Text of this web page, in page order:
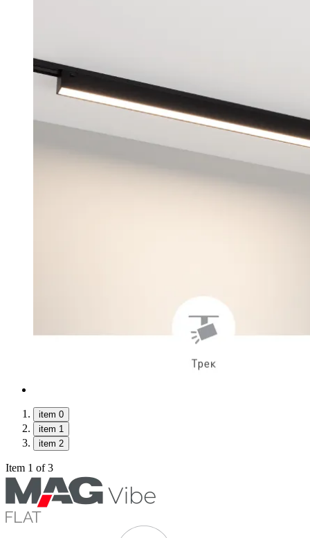
item 0
item 1
item 2
Item 1 of 3